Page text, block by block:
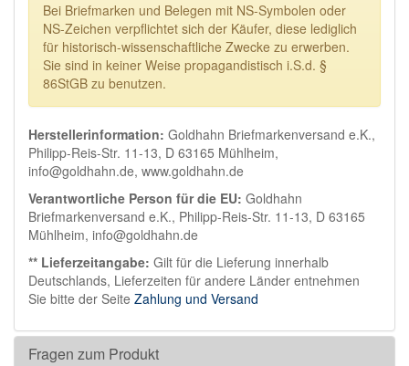
Bei Briefmarken und Belegen mit NS-Symbolen oder
NS-Zeichen verpflichtet sich der Käufer, diese lediglich
für historisch-wissenschaftliche Zwecke zu erwerben.
Sie sind in keiner Weise propagandistisch i.S.d. §
86StGB zu benutzen.
Herstellerinformation: Goldhahn Briefmarkenversand e.K.,
Philipp-Reis-Str. 11-13, D 63165 Mühlheim,
info@goldhahn.de, www.goldhahn.de
Verantwortliche Person für die EU: Goldhahn
Briefmarkenversand e.K., Philipp-Reis-Str. 11-13, D 63165
Mühlheim, info@goldhahn.de
** Lieferzeitangabe: Gilt für die Lieferung innerhalb
Deutschlands, Lieferzeiten für andere Länder entnehmen
Sie bitte der Seite Zahlung und Versand
Fragen zum Produkt